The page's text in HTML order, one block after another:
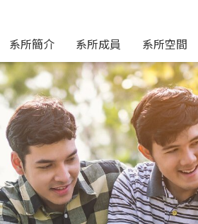
系所簡介 系所成員 系所空間